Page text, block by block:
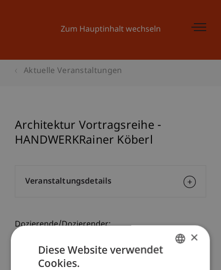
Zum Hauptinhalt wechseln
Aktuelle Veranstaltungen
Architektur Vortragsreihe -
HANDWERKRainer Köberl
Dozierende/Dozierender:
School/Professur:
Veranstaltungsdetails
×
Diese Website verwendet
Cookies.